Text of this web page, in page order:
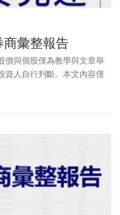
商彙整報告
價與個股僅為教學與文章舉
資人自行判斷。本文內容僅
印、轉載，或以任何型態